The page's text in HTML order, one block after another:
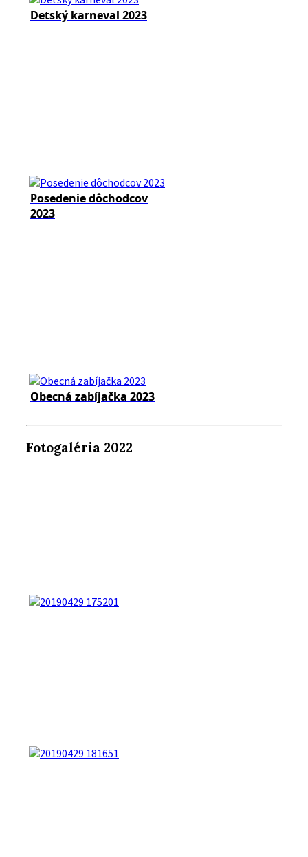
Detský karneval 2023
Posedenie dôchodcov
2023
Obecná zabíjačka 2023
Fotogaléria 2022